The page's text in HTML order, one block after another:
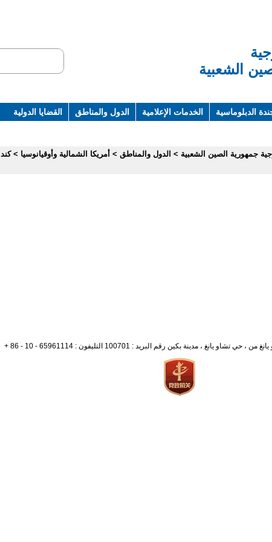
الشعبية
الدبلوماسية الخدمات الإعلامية الدول والمناطق
القضايا الدولية
جمهورية الصين الشعبية > الدول والمناطق > أمريكا الشمالية وأوقيانوسيا >كندا